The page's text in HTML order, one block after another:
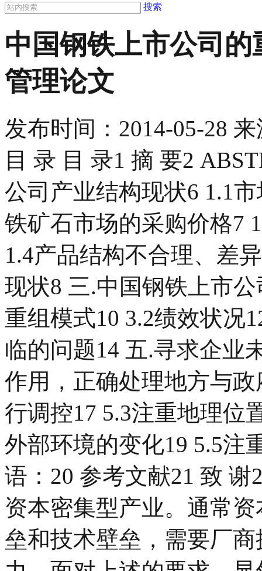
搜索
中国钢铁上市公司
管理论文
发布时间： 2014-05-28 来
目 录 目 录1 摘 要2
公司产业结构现状6 1.1
铁矿石市场的采购价格7
1.4产品结构不合理、差
现状8 三.中国钢铁上市
重组模式10 3.2绩效状况
临的问题14 五.寻求企业
作用，正确处理地方与
行调控17 5.3注重地理位
外部环境的变化19 5.5注
语：20 参考文献21 致
资本密集型产业。通常
垒和技术壁垒，需要厂